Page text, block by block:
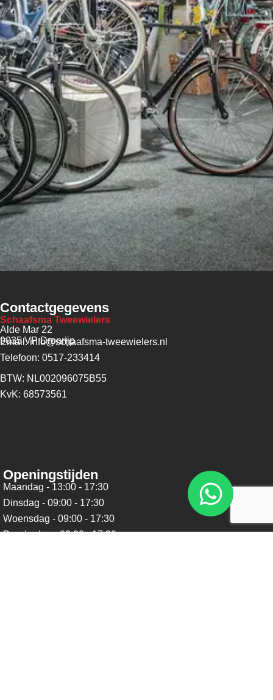
Contactgegevens
Schaafsma Tweewielers
Alde Mar 22
9035 VP Dronrijp
Email: info@schaafsma-tweewielers.nl
Telefoon: 0517-233414
BTW: NL002096075B55
KvK: 68573561
Openingstijden
Maandag - 13:00 - 17:30
Dinsdag - 09:00 - 17:30
Woensdag - 09:00 - 17:30
Donderdag - 09:00 - 17:30